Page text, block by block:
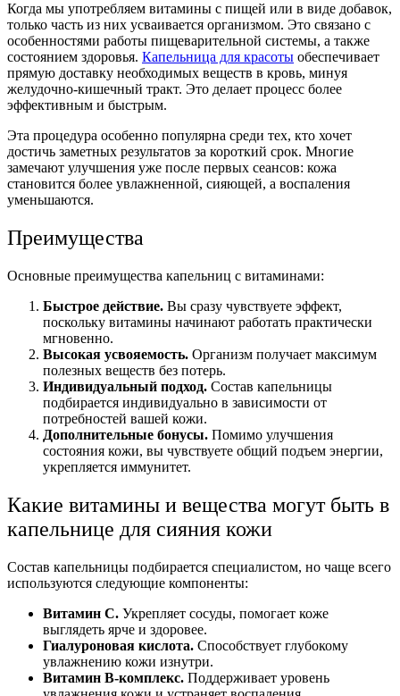
Когда мы употребляем витамины с пищей или в виде добавок,
только часть из них усваивается организмом. Это связано с
особенностями работы пищеварительной системы, а также
состоянием здоровья. Капельница для красоты обеспечивает
прямую доставку необходимых веществ в кровь, минуя
желудочно-кишечный тракт. Это делает процесс более
эффективным и быстрым.
Эта процедура особенно популярна среди тех, кто хочет
достичь заметных результатов за короткий срок. Многие
замечают улучшения уже после первых сеансов: кожа
становится более увлажненной, сияющей, а воспаления
уменьшаются.
Преимущества
Основные преимущества капельниц с витаминами:
Быстрое действие. Вы сразу чувствуете эффект,
поскольку витамины начинают работать практически
мгновенно.
Высокая усвояемость. Организм получает максимум
полезных веществ без потерь.
Индивидуальный подход. Состав капельницы
подбирается индивидуально в зависимости от
потребностей вашей кожи.
Дополнительные бонусы. Помимо улучшения
состояния кожи, вы чувствуете общий подъем энергии,
укрепляется иммунитет.
Какие витамины и вещества могут быть в
капельнице для сияния кожи
Состав капельницы подбирается специалистом, но чаще всего
используются следующие компоненты:
Витамин С. Укрепляет сосуды, помогает коже
выглядеть ярче и здоровее.
Гиалуроновая кислота. Способствует глубокому
увлажнению кожи изнутри.
Витамин В-комплекс. Поддерживает уровень